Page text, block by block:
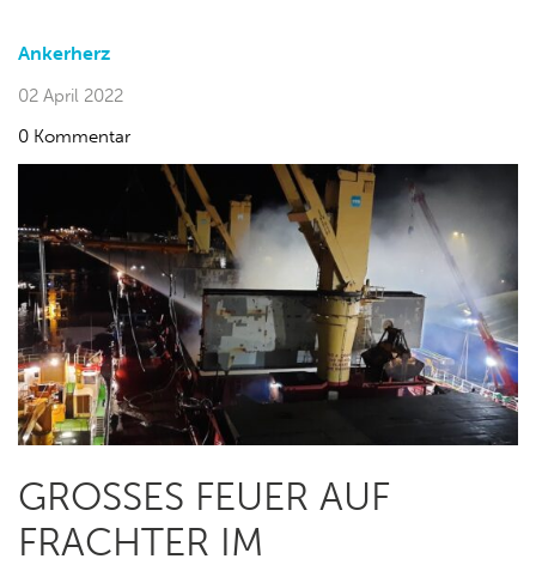
Ankerherz
02 April 2022
0 Kommentar
GROSSES FEUER AUF F
RACHTER IM K